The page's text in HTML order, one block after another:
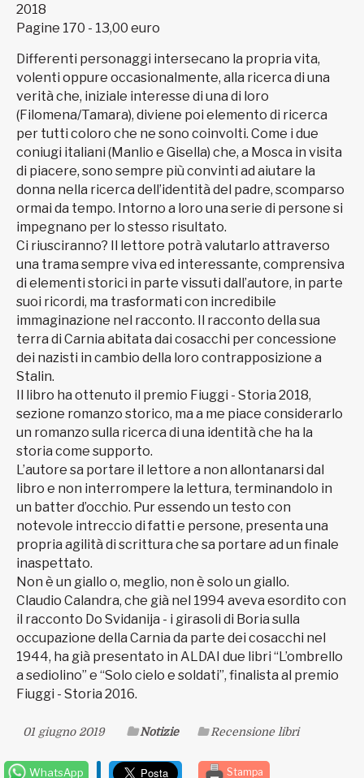
2018
Pagine 170 - 13,00 euro
Differenti personaggi intersecano la propria vita,
volenti oppure occasionalmente, alla ricerca di una
verità che, iniziale interesse di una di loro
(Filomena/Tamara), diviene poi elemento di ricerca
per tutti coloro che ne sono coinvolti. Come i due
coniugi italiani (Manlio e Gisella) che, a Mosca in visita
di piacere, sono sempre più convinti ad aiutare la
donna nella ricerca dell’identità del padre, scomparso
ormai da tempo. Intorno a loro una serie di persone si
impegnano per lo stesso risultato.
Ci riusciranno? Il lettore potrà valutarlo attraverso
una trama sempre viva ed interessante, comprensiva
di elementi storici in parte vissuti dall’autore, in parte
suoi ricordi, ma trasformati con incredibile
immaginazione nel racconto. Il racconto della sua
terra di Carnia abitata dai cosacchi per concessione
dei nazisti in cambio della loro contrapposizione a
Stalin.
Il libro ha ottenuto il premio Fiuggi - Storia 2018,
sezione romanzo storico, ma a me piace considerarlo
un romanzo sulla ricerca di una identità che ha la
storia come supporto.
L’autore sa portare il lettore a non allontanarsi dal
libro e non interrompere la lettura, terminandolo in
un batter d’occhio. Pur essendo un testo con
notevole intreccio di fatti e persone, presenta una
propria agilità di scrittura che sa portare ad un finale
inaspettato.
Non è un giallo o, meglio, non è solo un giallo.
Claudio Calandra, che già nel 1994 aveva esordito con
il racconto Do Svidanija - i girasoli di Boria sulla
occupazione della Carnia da parte dei cosacchi nel
1944, ha già presentato in ALDAI due libri “L’ombrello
a sediolino” e “Solo cielo e soldati”, finalista al premio
Fiuggi - Storia 2016.
01 giugno 2019 Notizie Recensione libri
WhatsApp Stampa